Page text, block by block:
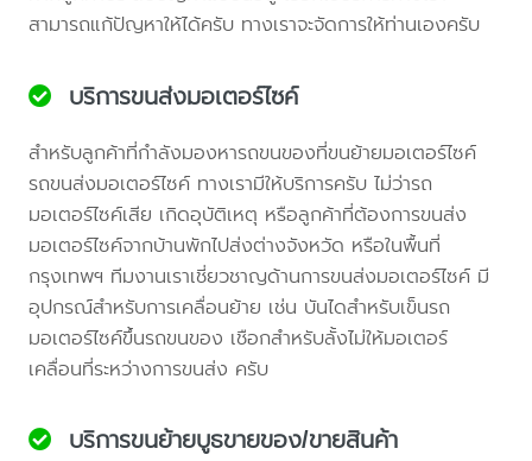
สามารถแก้ปัญหาให้ได้ครับ ทางเราจะจัดการให้ท่านเองครับ
บริการขนส่งมอเตอร์ไซค์
สำหรับลูกค้าที่กำลังมองหารถขนของที่ขนย้ายมอเตอร์ไซค์
รถขนส่งมอเตอร์ไซค์ ทางเรามีให้บริการครับ ไม่ว่ารถ
มอเตอร์ไซค์เสีย เกิดอุบัติเหตุ หรือลูกค้าที่ต้องการขนส่ง
มอเตอร์ไซค์จากบ้านพักไปส่งต่างจังหวัด หรือในพื้นที่
กรุงเทพฯ ทีมงานเราเชี่ยวชาญด้านการขนส่งมอเตอร์ไซค์ มี
อุปกรณ์สำหรับการเคลื่อนย้าย เช่น บันไดสำหรับเข็นรถ
มอเตอร์ไซค์ขึ้นรถขนของ เชือกสำหรับลั้งไม่ให้มอเตอร์
เคลื่อนที่ระหว่างการขนส่ง ครับ
บริการขนย้ายบูธขายของ/ขายสินค้า